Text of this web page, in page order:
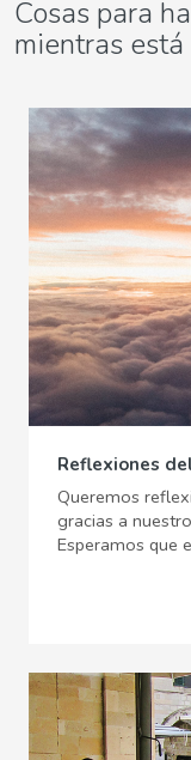
Cosas para
mientras
Reflexiones
Queremos
gracias a
Esperamos que